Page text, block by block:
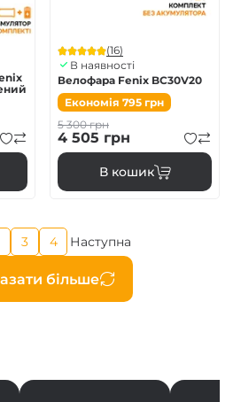
(16)
В наявності
Велофара Fenix BC30V20
Економія 795 грн
5 300грн
4 505 грн
В кошик
Розбивка
на
сторінки
більше
Page
3
Page
4
Наступна
сторінка
Наступна